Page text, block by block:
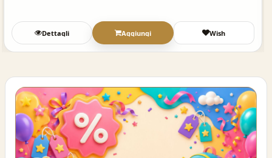
Dettagli Aggiungi Wish